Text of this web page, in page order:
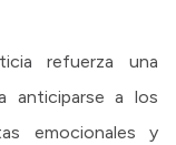
refuerza una
anticiparse a los
emocionales y